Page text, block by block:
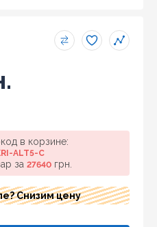
в корзине:
ALT5-C
за 27640грн.
Снизим цену